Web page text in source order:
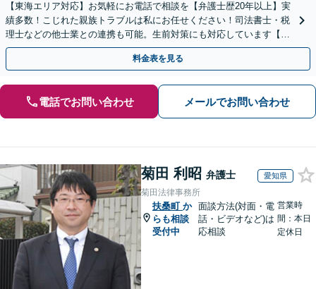
【東海エリア対応】お気軽にお電話で相談を【弁護士歴20年以上】実
績多数！こじれた親族トラブルは私にお任せください！司法書士・税
理士などの他士業との連携も可能。生前対策にも対応しています【夜
間・休日面談可】【完全個室・秘密厳守】
料金表を見る
電話でお問い合わせ メールでお問い合わせ
菊田 利昭 弁護士 愛知県
菊田法律事務所
扶桑町 か
らも相談
受付中
面談方法(対面・電
話・ビデオなど)は
応相談
営業時
間：本日
定休日